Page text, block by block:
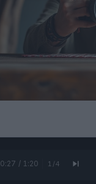
0:28 / 1:20 1 /4